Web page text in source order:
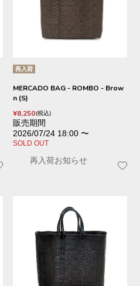
再入荷
MERCADO BAG - ROMBO - Brow
n (S)
¥8,250 税込
販売期間
2026/07/24 18:00 〜
SOLD OUT
再入荷お知らせ